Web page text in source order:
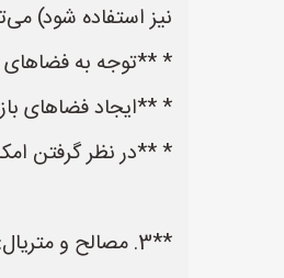
نیز استفاده شود)
* **توجه به فضاهای
* **ایجاد فضاهای
* **در نظر گرفتن
**3. مصالح و متریال:**